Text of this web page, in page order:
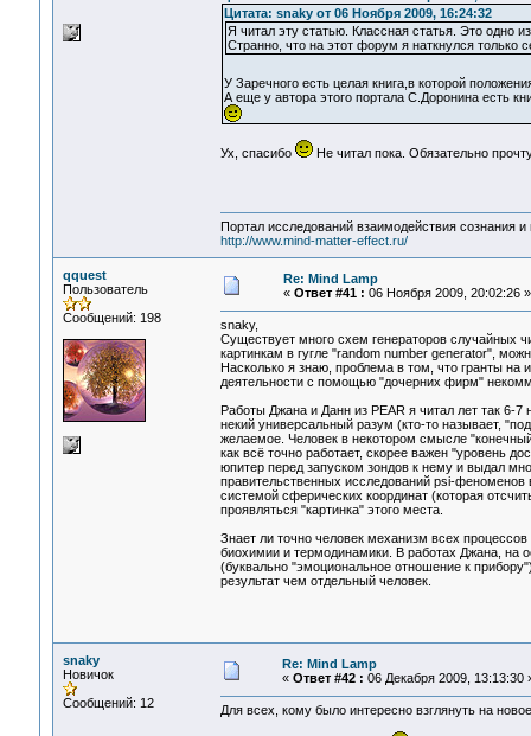
Цитата: snaky от 06 Ноября 2009, 16:24:32
Я читал эту статью. Классная статья. Это одно
Странно, что на этот форум я наткнулся только
У Заречного есть целая книга,в которой
А еще у автора этого портала С.Доронина есть
Ух, спасибо Не читал пока. Обязательно
Портал исследований взаимодействия сознания и
http://www.mind-matter-effect.ru/
qquest
Пользователь
Сообщений: 198
Re: Mind Lamp
« Ответ #41 : 06 Ноября 2009, 20:02:26 »
snaky,
Существует много схем генераторов случайных
картинкам в гугле "random number generator",
Насколько я знаю, проблема в том, что гранты на
деятельности с помощью "дочерних фирм"
Работы Джана и Данн из PEAR я читал лет так 6-7
некий универсальный разум (кто-то называет,
желаемое. Человек в некотором смысле "конечный
как всё точно работает, скорее важен "уровень
юпитер перед запуском зондов к нему и выдал
правительственных исследований psi-феноменов
системой сферических координат (которая
проявляться "картинка" этого места.
Знает ли точно человек механизм всех
биохимии и термодинамики. В работах Джана, на
(буквально "эмоциональное отношение к
результат чем отдельный человек.
snaky
Новичок
Сообщений: 12
Re: Mind Lamp
« Ответ #42 : 06 Декабря 2009, 13:13:30
Для всех, кому было интересно взглянуть на